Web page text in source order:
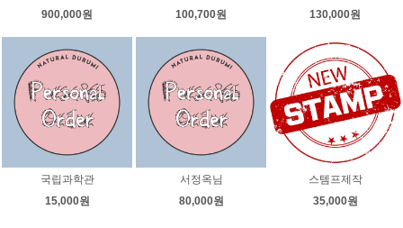
900,000원
100,700원
130,000원
국립과학관
15,000원
서정옥님
80,000원
스템프제작
35,000원